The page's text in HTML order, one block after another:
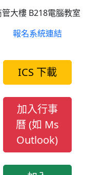
管大樓 B218電腦教室
報名系統連結
ICS 下載
加入行事
曆 (如 Ms
Outlook)